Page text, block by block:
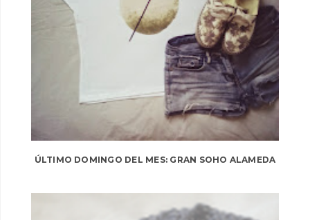
ÚLTIMO DOMINGO DEL MES: GRAN SOHO ALAMEDA